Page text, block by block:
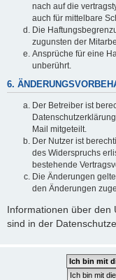
nach auf die
auch für mittelbare
Die
zugunsten der
Ansprüche für eine
unberührt.
6.
Der Betreiber ist
Mail mitgeteilt.
Der Nutzer ist
des Widerspruchs
bestehende
Die Änderungen
den Änderungen
Informationen über den
sind in der